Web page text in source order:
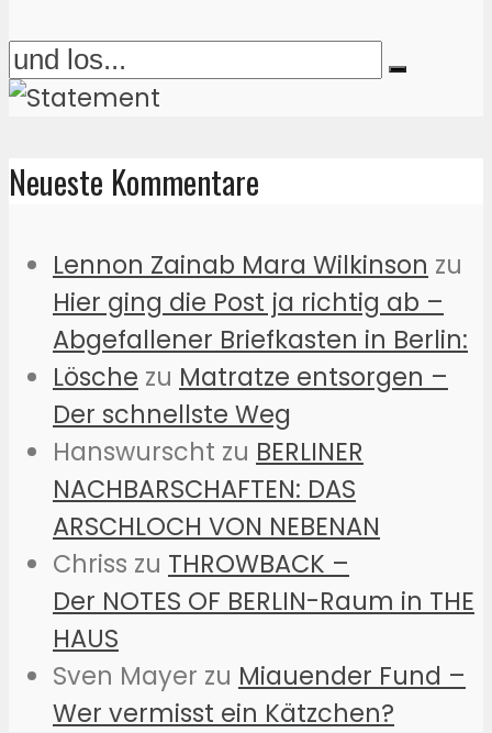
Neueste Kommentare
Lennon Zainab Mara Wilkinson zu
Hier ging die Post ja richtig ab –
Abgefallener Briefkasten in Berlin:
Lösche zu Matratze entsorgen –
Der schnellste Weg
Hanswurscht zu BERLINER
NACHBARSCHAFTEN: DAS
ARSCHLOCH VON NEBENAN
Chriss zu THROWBACK –
Der NOTES OF BERLIN-Raum in THE
HAUS
Sven Mayer zu Miauender Fund –
Wer vermisst ein Kätzchen?